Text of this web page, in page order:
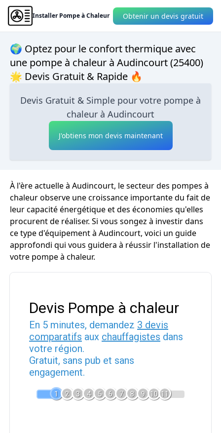
Installer Pompe à Chaleur Obtenir un devis gratuit
🌍 Optez pour le confort thermique avec
une pompe à chaleur à Audincourt (25400)
🌟 Devis Gratuit & Rapide 🔥
Devis Gratuit & Simple pour votre pompe à
chaleur à Audincourt
J'obtiens mon devis maintenant
À l'ère actuelle à Audincourt, le secteur des pompes à
chaleur observe une croissance importante du fait de
leur capacité énergétique et des économies qu'elles
procurent de réaliser. Si vous songez à investir dans
ce type d'équipement à Audincourt, voici un guide
approfondi qui vous guidera à réussir l'installation de
votre pompe à chaleur.
Devis Pompe à chaleur
En 5 minutes, demandez 3 devis
comparatifs aux chauffagistes dans
votre région.
Gratuit, sans pub et sans
engagement.
1 2 3 4 5 6 7 8 9 10 11